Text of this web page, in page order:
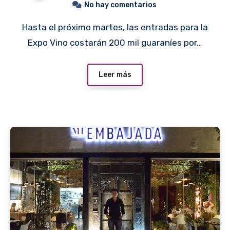
No hay comentarios
Hasta el próximo martes, las entradas para la
Expo Vino costarán 200 mil guaraníes por…
Leer más